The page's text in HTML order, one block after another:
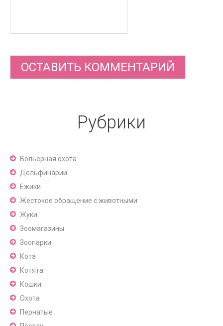
Рубрики
Вольерная охота
Дельфинарии
Ёжики
Жестокое обращение с животными
Жуки
Зоомагазины
Зоопарки
Котэ
Котята
Кошки
Охота
Пернатые